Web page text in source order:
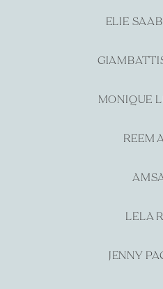
ELIE
MONIQUE
REEM
LELA
JENNY